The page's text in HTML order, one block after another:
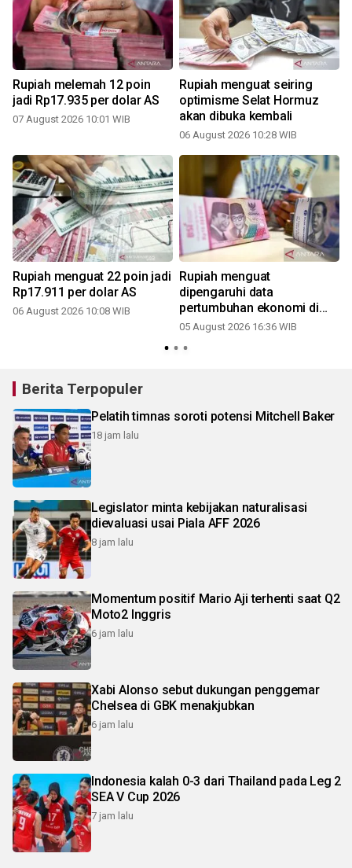
Rupiah melemah 12 poin
jadi Rp17.935 per dolar AS
07 August 2026 10:01 WIB
Rupiah menguat seiring
optimisme Selat Hormuz
akan dibuka kembali
06 August 2026 10:28 WIB
Rupiah menguat 22 poin jadi
Rp17.911 per dolar AS
06 August 2026 10:08 WIB
Rupiah menguat
dipengaruhi data
pertumbuhan ekonomi di
atas ekspektasi
05 August 2026 16:36 WIB
Berita Terpopuler
Pelatih timnas soroti potensi Mitchell Baker
18 jam lalu
Legislator minta kebijakan naturalisasi
dievaluasi usai Piala AFF 2026
8 jam lalu
Momentum positif Mario Aji terhenti saat Q2
Moto2 Inggris
6 jam lalu
Xabi Alonso sebut dukungan penggemar
Chelsea di GBK menakjubkan
6 jam lalu
Indonesia kalah 0-3 dari Thailand pada Leg 2
SEA V Cup 2026
7 jam lalu